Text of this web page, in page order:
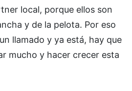
local, porque ellos son
y de la pelota. Por eso
llamado y ya está, hay que
mucho y hacer crecer esta